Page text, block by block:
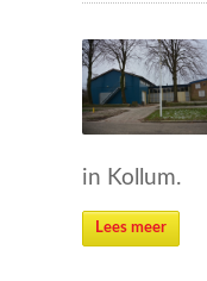
in Kollum.
Lees meer